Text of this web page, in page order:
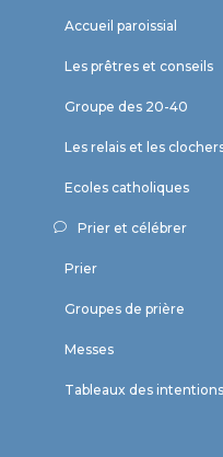
Accueil paroissial
Les prêtres et conseils
Groupe des 20-40
Les relais et les
Ecoles catholiques
Prier et célébrer
Prier
Groupes de prière
Messes
Tableaux des intentions